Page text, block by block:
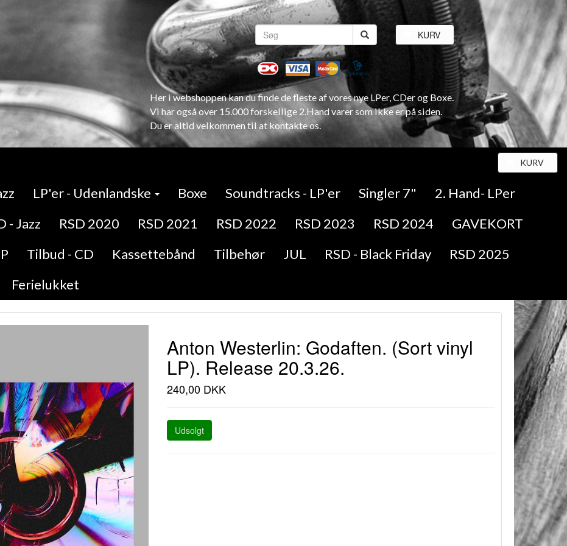
KURV
Her i webshoppen kan du finde de fleste af vores nye LPer, CDer og Boxe.
Vi har også over 15.000 forskellige 2.Hand varer som ikke er på siden.
Du er altid velkommen til at kontakte os.
KURV
LP'er - Udenlandske Boxe Soundtracks - LP'er Singler 7"
2. Hand- LPer
- Jazz RSD 2020 RSD 2021 RSD 2022 RSD 2023 RSD 2024
GAVEKORT
Tilbud - CD Kassettebånd Tilbehør JUL RSD - Black Friday
RSD 2025
Ferielukket
Anton Westerlin: Godaften. (Sort vinyl
LP). Release 20.3.26.
240,00 DKK
Udsolgt